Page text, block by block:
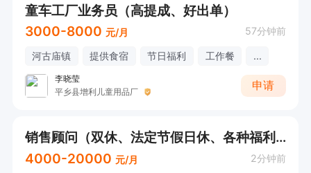
童车工厂业务员（高提成、好出单）
3000-8000 元/月 57分钟前
河古庙镇 提供食宿 节日福利 工作餐 ...
李晓莹
平乡县增利儿童用品厂
申请
销售顾问（双休、法定节假日休、各种福利）
4000-20000 元/月 2分钟前